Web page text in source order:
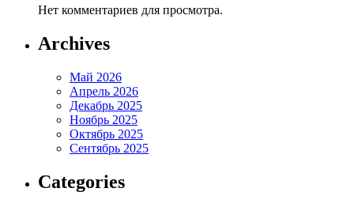
Нет комментариев для просмотра.
Archives
Май 2026
Апрель 2026
Декабрь 2025
Ноябрь 2025
Октябрь 2025
Сентябрь 2025
Categories